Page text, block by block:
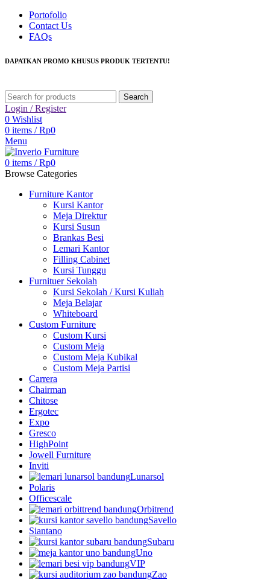
Portofolio
Contact Us
FAQs
DAPATKAN PROMO KHUSUS PRODUK TERTENTU!
Search
Login / Register
0 Wishlist
0 items / Rp0
Menu
0 items / Rp0
Browse Categories
Furniture Kantor
Kursi Kantor
Meja Direktur
Kursi Susun
Brankas Besi
Lemari Kantor
Filling Cabinet
Kursi Tunggu
Furnituer Sekolah
Kursi Sekolah / Kursi Kuliah
Meja Belajar
Whiteboard
Custom Furniture
Custom Kursi
Custom Meja
Custom Meja Kubikal
Custom Meja Partisi
Carrera
Chairman
Chitose
Ergotec
Expo
Gresco
HighPoint
Jowell Furniture
Inviti
Lunarsol
Polaris
Officescale
Orbitrend
Savello
Siantano
Subaru
Uno
VIP
Zao